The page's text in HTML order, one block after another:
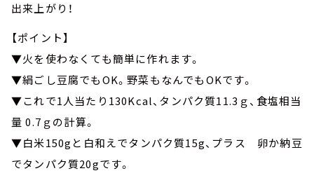
出来上がり！
【ポイント】
▼火を使わなくても簡単に作れます。
▼絹ごし豆腐でもOK。野菜もなんでもOKです。
▼これで1人当たり130Kcal、タンパク質11.3ｇ、食塩相当
量 0.7ｇの計算。
▼白米150gと白和えでタンパク質15g、プラス 卵か納豆
でタンパク質20gです。